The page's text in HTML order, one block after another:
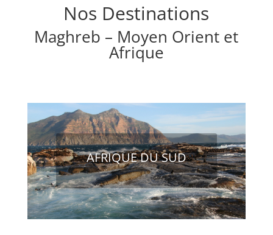
Nos Destinations
Maghreb – Moyen Orient et
Afrique
AFRIQUE DU SUD